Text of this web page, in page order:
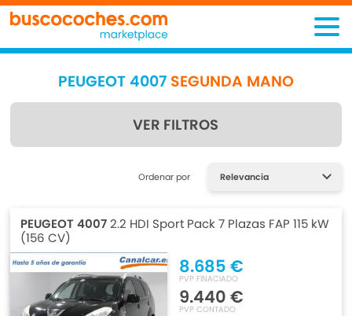
PEUGEOT 4007 SEGUNDA MANO
VER FILTROS
Encuentra lo que estás
Ordenar por
PEUGEOT 40072.2 HDI Sport Pack 7 Plazas FAP 115 kW
(156 CV)
8.685 €
PVP FINACIADO
9.440 €
PVP CONTADO